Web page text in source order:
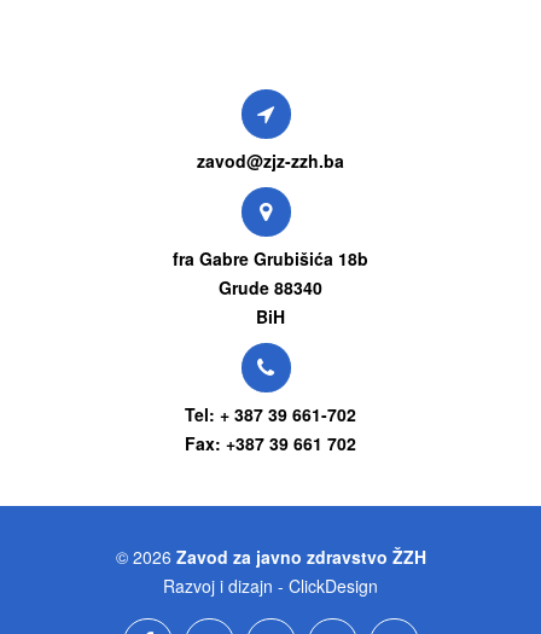
zavod@zjz-zzh.ba
fra Gabre Grubišića 18b
Grude 88340
BiH
Tel: + 387 39 661-702
Fax: +387 39 661 702
© 2026 Zavod za javno zdravstvo ŽZH
Razvoj i dizajn - ClickDesign